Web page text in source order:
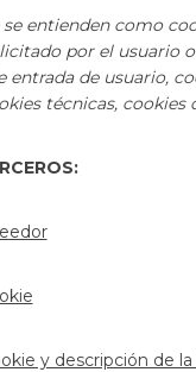
se entienden como
por el usuario
entrada de usuario,
técnicas,
y descripción de